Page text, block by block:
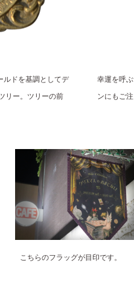
ルドを基調としてデ
リー。ツリーの前
幸運を呼
ンにもご注
こちらのフラッグが目印です。